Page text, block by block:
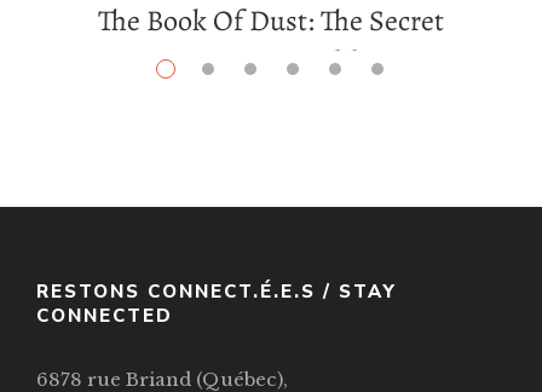
The Book Of Dust: The Secret
Commonwealth
RESTONS CONNECT.É.E.S / STAY
CONNECTED
6878 rue Briand (Québec),